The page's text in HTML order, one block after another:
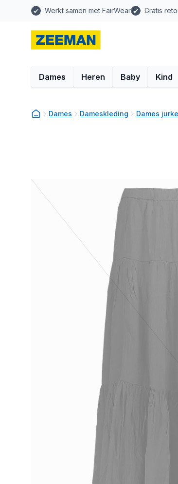
Werkt samen met FairWear Gratis
Dames Heren Baby Kind
Dames Dameskleding Dames